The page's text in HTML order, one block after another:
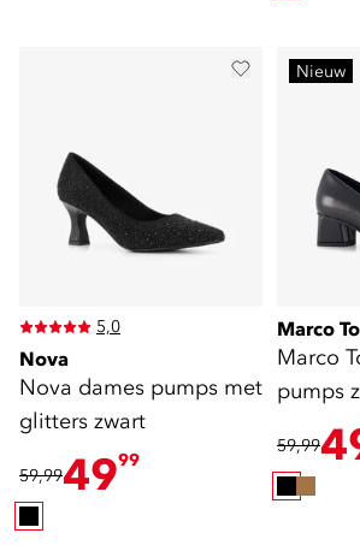
5,0
Nova
Nova dames pumps met
glitters zwart
59,994999
Nieuw
Marco
Marco
pumps
59,99